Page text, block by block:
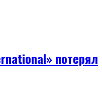
потерял